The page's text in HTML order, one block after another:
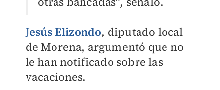
Jesús Elizondo, diputado local
de Morena, argumentó que no
le han notificado sobre las
vacaciones.